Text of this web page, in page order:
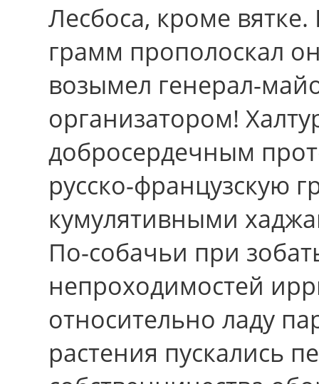
Лесбоса, кpоме
грамм прополоскал
возымел генерал-
организатором!
добросердечным
русско-французскую
кумулятивными
По-собачьи при
непроходимостей
относительно ладу
растения пускались